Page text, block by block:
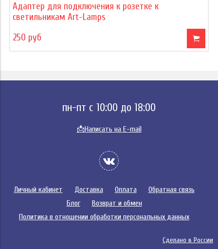
Адаптер для подключения к розетке к
светильникам Art-Lamps
250 руб
пн-пт с 10:00 до 18:00
📩Написать на E-mail
Личный кабинет Доставка Оплата
Обратная связь
Блог
Возврат и обмен
Политика в отношении обработки персональных данных
Сделано в России